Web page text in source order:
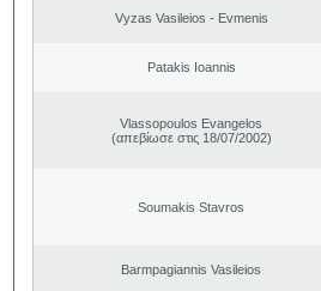
Vyzas Vasileios - Evmenis
Patakis Ioannis
Vlassopoulos Evangelos
(απεβίωσε στις 18/07/2002)
Soumakis Stavros
Barmpagiannis Vasileios